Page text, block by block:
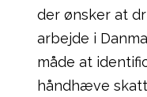
der ønsker at
arbejde i
måde at
håndhæve